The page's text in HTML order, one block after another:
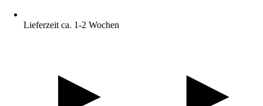
Lieferzeit ca. 1-2 Wochen